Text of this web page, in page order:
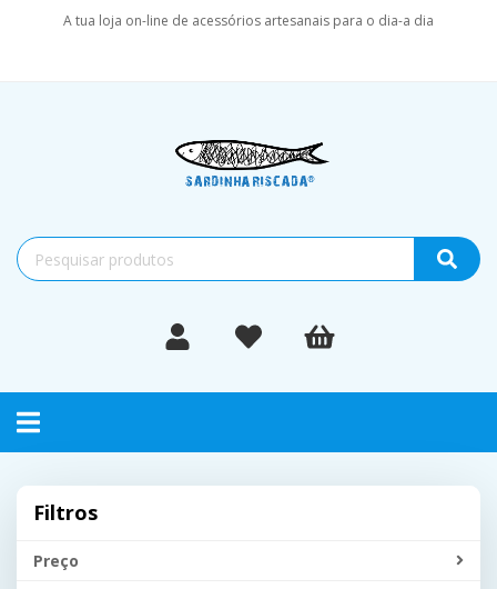
A tua loja on-line de acessórios artesanais para o dia-a dia
Toggle
navigation
Filtros
Preço